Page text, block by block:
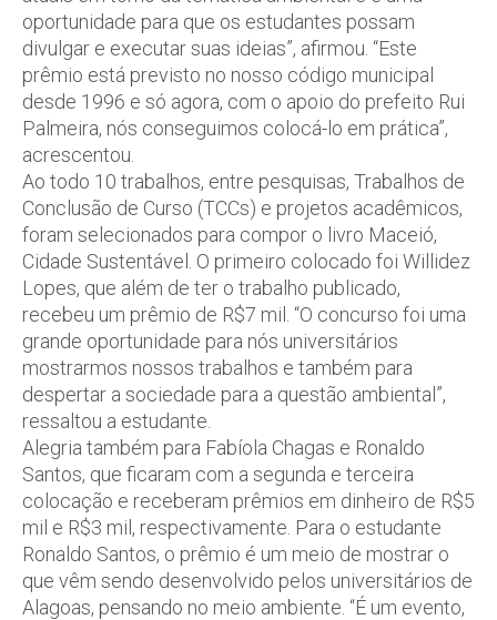
oportunidade para que os estudantes possam
divulgar e executar suas ideias”, afirmou. “Este
prêmio está previsto no nosso código municipal
desde 1996 e só agora, com o apoio do prefeito Rui
Palmeira, nós conseguimos colocá-lo em prática”,
acrescentou.
Ao todo 10 trabalhos, entre pesquisas, Trabalhos de
Conclusão de Curso (TCCs) e projetos acadêmicos,
foram selecionados para compor o livro Maceió,
Cidade Sustentável. O primeiro colocado foi Willidez
Lopes, que além de ter o trabalho publicado,
recebeu um prêmio de R$7 mil. “O concurso foi uma
grande oportunidade para nós universitários
mostrarmos nossos trabalhos e também para
despertar a sociedade para a questão ambiental”,
ressaltou a estudante.
Alegria também para Fabíola Chagas e Ronaldo
Santos, que ficaram com a segunda e terceira
colocação e receberam prêmios em dinheiro de R$5
mil e R$3 mil, respectivamente. Para o estudante
Ronaldo Santos, o prêmio é um meio de mostrar o
que vêm sendo desenvolvido pelos universitários de
Alagoas, pensando no meio ambiente. “É um evento,